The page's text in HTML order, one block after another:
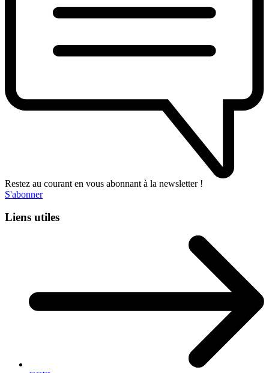
Restez au courant en vous abonnant à la newsletter !
S'abonner
Liens utiles